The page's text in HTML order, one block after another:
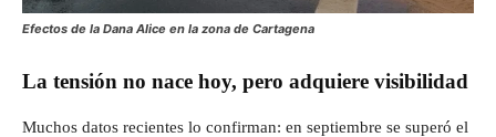
Efectos de la Dana Alice en la zona de Cartagena
La tensión no nace hoy, pero adquiere visibilidad
Muchos datos recientes lo confirman: en septiembre se superó el